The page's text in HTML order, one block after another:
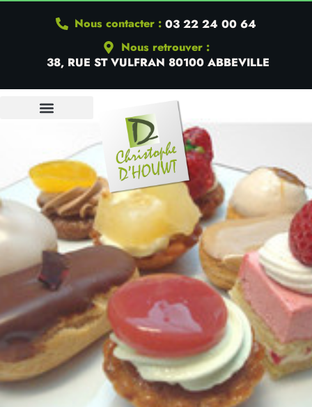
Nous contacter : 03 22 24 00 64
Nous retrouver :
38, RUE ST VULFRAN 80100 ABBEVILLE